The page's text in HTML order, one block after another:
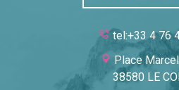
tel:+33 4 76
Place
38580 LE